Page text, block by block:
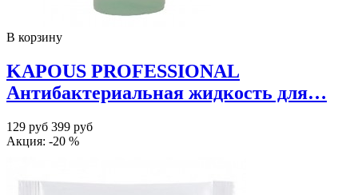
В корзину
KAPOUS PROFESSIONAL
Антибактериальная жидкость для…
129 руб 399 руб
Акция: -20 %